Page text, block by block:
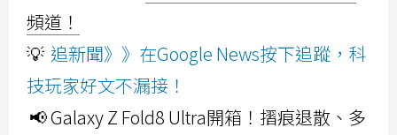
頻道！
💡 追新聞》》在Google News按下追蹤，科
技玩家好文不漏接！
📢 Galaxy Z Fold8 Ultra開箱！摺痕退散、多